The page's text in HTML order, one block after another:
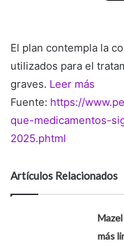
El plan contempla la
utilizados para el
graves. Leer más
Fuente: https://
que-medicamentos-
2025.phtml
Artículos Relacionados
más